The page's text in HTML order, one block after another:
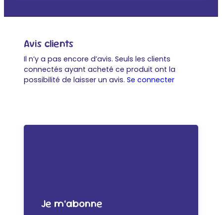
Avis clients
Il n’y a pas encore d’avis. Seuls les clients
connectés ayant acheté ce produit ont la
possibilité de laisser un avis. Se connecter
Je m’abonne